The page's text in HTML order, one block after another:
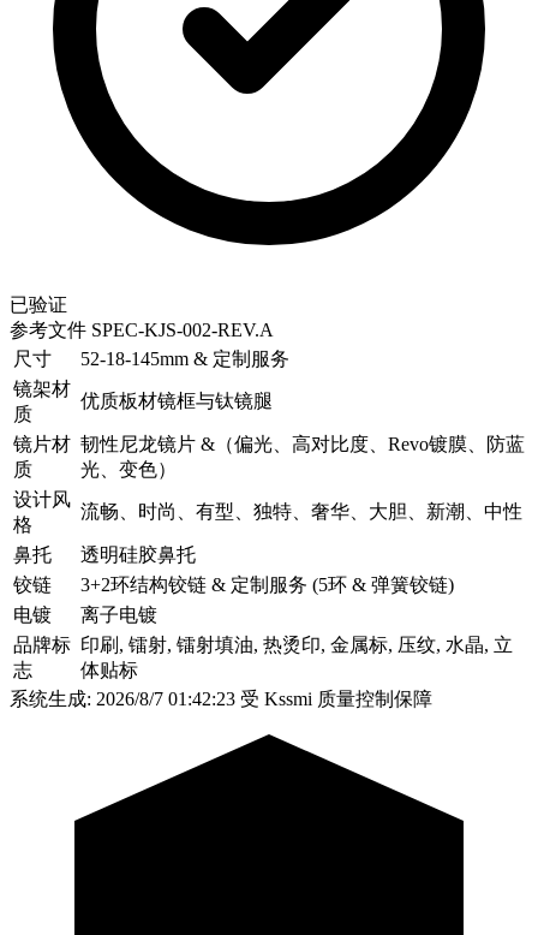
已验证
参考文件 SPEC-KJS-002-REV.A
尺寸
52-18-145mm & 定制服务
镜架材
质
优质板材镜框与钛镜腿
镜片材
质
韧性尼龙镜片 &（偏光、高对比度、Revo镀膜、防蓝
光、变色）
设计风
格
流畅、时尚、有型、独特、奢华、大胆、新潮、中性
鼻托
透明硅胶鼻托
铰链
3+2环结构铰链 & 定制服务 (5环 & 弹簧铰链)
电镀
离子电镀
品牌标
志
印刷, 镭射, 镭射填油, 热烫印, 金属标, 压纹, 水晶, 立
体贴标
系统生成: 2026/8/7 01:42:23 受 Kssmi 质量控制保障